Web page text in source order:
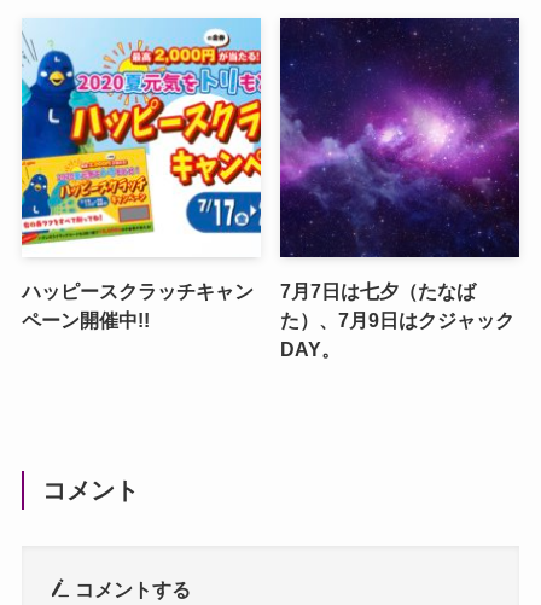
ハッピースクラッチキャン
ペーン開催中!!
7月7日は七夕（たなば
た）、7月9日はクジャック
DAY。
コメント
コメントする